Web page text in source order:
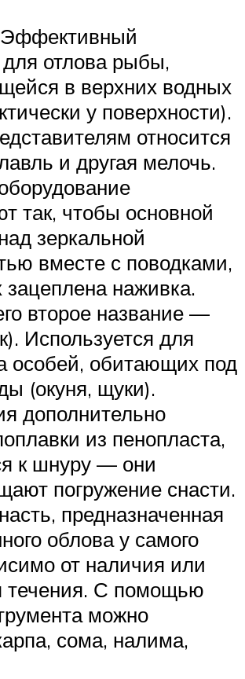
отлова рыбы,
в верхних водных
у поверхности).
относится
и другая мелочь.
так, чтобы основной
зеркальной
вместе с поводками,
зацеплена наживка.
второе название —
Используется для
особей, обитающих под
(окуня, щуки).
дополнительно
из пенопласта,
к шнуру — они
погружение снасти.
предназначенная
облова у самого
от наличия или
течения. С помощью
можно
сома, налима,